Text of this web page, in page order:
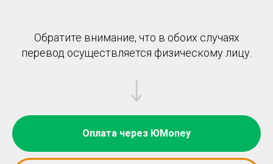
Обратите внимание, что в обоих случаях
перевод осуществляется физическому лицу.
Оплата через ЮMoney